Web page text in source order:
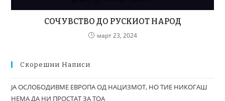
СОЧУВСТВО ДО РУСКИОТ НАРОД
март 23, 2024
Скорешни Написи
ЈА ОСЛОБОДИВМЕ ЕВРОПА ОД НАЦИЗМОТ, НО ТИЕ НИКОГАШ
НЕМА ДА НИ ПРОСТАТ ЗА ТОА